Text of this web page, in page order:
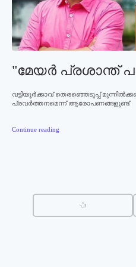
"മേയര്‍ പ്രശാന്ത്
വട്ടിയൂര്‍ക്കാവ് തെരഞ്ഞെടുപ്പ്
പ്രവര്‍ത്തനമെന്ന് ആരോപണങ്ങളുണ്ട്
Continue reading